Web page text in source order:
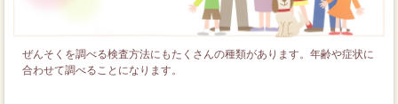
ぜんそくを調べる検査方法にもたくさんの種類があります。年齢や症状に
合わせて調べることになります。